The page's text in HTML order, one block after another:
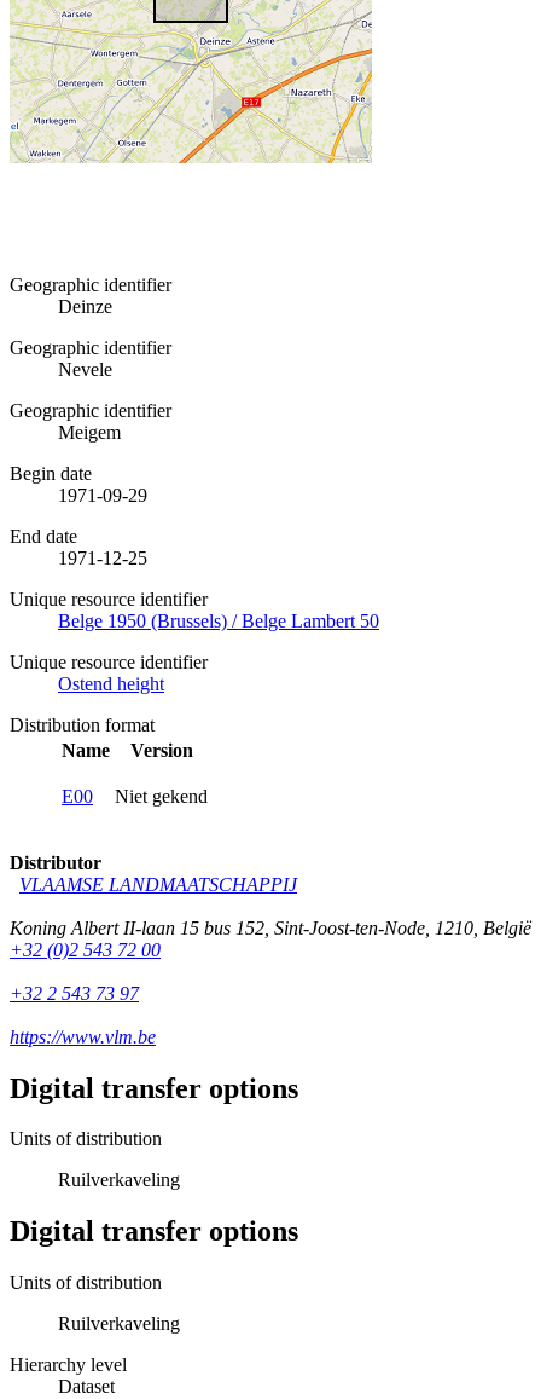
Geographic identifier
Deinze
Geographic identifier
Nevele
Geographic identifier
Meigem
Begin date
1971-09-29
End date
1971-12-25
Unique resource identifier
Belge 1950 (Brussels) / Belge Lambert 50
Unique resource identifier
Ostend height
Distribution format
Name
Version
E00 Niet gekend
Distributor
VLAAMSE LANDMAATSCHAPPIJ
Koning Albert II-laan 15 bus 152 Sint-Joost-ten-Node 1210 België
+32 (0)2 543 72 00
+32 2 543 73 97
https://www.vlm.be
Digital transfer options
Units of distribution
Ruilverkaveling
Digital transfer options
Units of distribution
Ruilverkaveling
Hierarchy level
Dataset